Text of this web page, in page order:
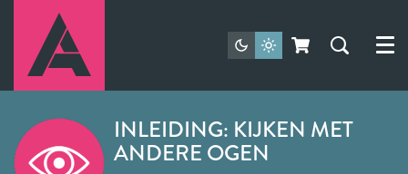
Menu
INLEIDING: KIJKEN MET
ANDERE OGEN